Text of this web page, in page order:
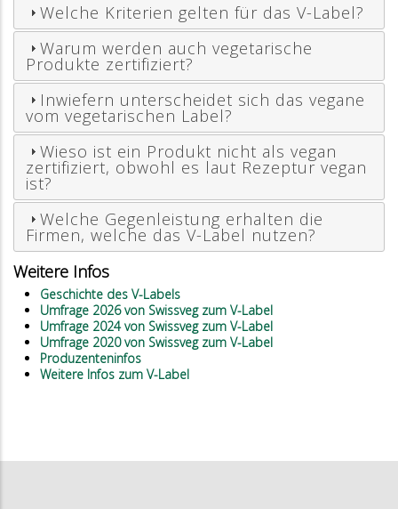
Welche Kriterien gelten für das V-Label?
Warum werden auch vegetarische
Produkte zertifiziert?
Inwiefern unterscheidet sich das vegane
vom vegetarischen Label?
Wieso ist ein Produkt nicht als vegan
zertifiziert, obwohl es laut Rezeptur vegan
ist?
Welche Gegenleistung erhalten die
Firmen, welche das V-Label nutzen?
Weitere Infos
Geschichte des V-Labels
Umfrage 2026 von Swissveg zum V-Label
Umfrage 2024 von Swissveg zum V-Label
Umfrage 2020 von Swissveg zum V-Label
Produzenteninfos
Weitere Infos zum V-Label